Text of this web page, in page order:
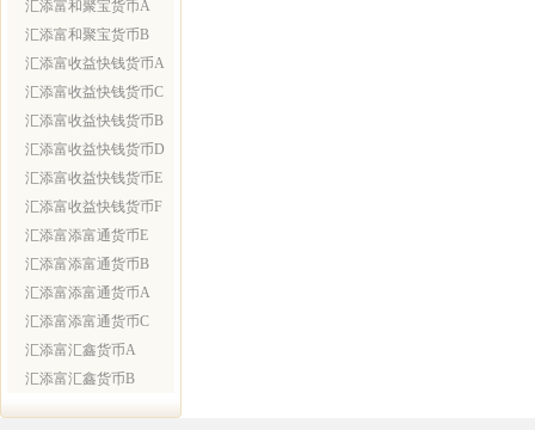
汇添富和聚宝货币A
汇添富和聚宝货币B
汇添富收益快钱货币A
汇添富收益快钱货币C
汇添富收益快钱货币B
汇添富收益快钱货币D
汇添富收益快钱货币E
汇添富收益快钱货币F
汇添富添富通货币E
汇添富添富通货币B
汇添富添富通货币A
汇添富添富通货币C
汇添富汇鑫货币A
汇添富汇鑫货币B